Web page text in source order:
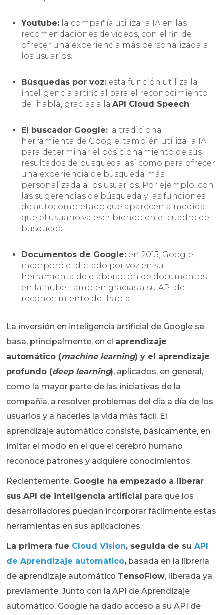
Youtube: la compañía utiliza la IA en las
recomendaciones de vídeos, con el fin de
ofrecer una experiencia más personalizada a
los usuarios.
Búsquedas por voz: esta función utiliza la
inteligencia artificial para el reconocimiento
del habla, gracias a laAPI Cloud Speech.
El buscador Google: la tradicional
herramienta de Google, también utiliza la IA
para determinar el posicionamiento de sus
resultados de búsqueda, así como para ofrecer
una experiencia de búsqueda más
personalizada a los usuarios. Por ejemplo, con
las sugerencias de búsqueda y las funciones
de autocompletado que aparecen a medida
que el usuario va escribiendo en el cuadro de
búsqueda.
Documentos de Google: en 2015, Google
incorporó el dictado por voz en su
herramienta de elaboración de documentos
en la nube, también gracias a su API de
reconocimiento del habla.
La inversión en inteligencia artificial de Google se
basa, principalmente, en el aprendizaje
automático (machine learning) y el aprendizaje
profundo (deep learning), aplicados, en general,
como la mayor parte de las iniciativas de la
compañía, a resolver problemas del día a día de los
usuarios y a hacerles la vida más fácil. El
aprendizaje automático consiste, básicamente, en
imitar el modo en el que el cerebro humano
reconoce patrones y adquiere conocimientos.
Recientemente, Google ha empezado a liberar
sus API de inteligencia artificial para que los
desarrolladores puedan incorporar fácilmente estas
herramientas en sus aplicaciones.
La primera fue Cloud Vision, seguida de suAPI
de Aprendizaje automático, basada en la librería
de aprendizaje automático TensoFlow, liberada ya
previamente. Junto con la API de Aprendizaje
automático, Google ha dado acceso a su API de